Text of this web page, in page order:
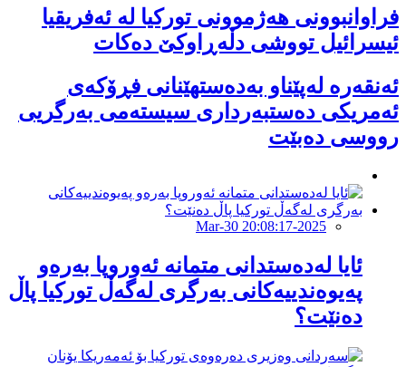
فراوانبوونی هەژموونی توركیا لە ئەفریقیا
ئیسرائیل تووشی دڵەڕاوكێ دەكات
ئەنقەرە لەپێناو بەدەستهێنانی فڕۆکەی
ئەمریکی دەستبەرداری سیستەمی بەرگریی
رووسی دەبێت
2025-Mar-30 20:08:17
ئایا لەدەستدانى متمانە ئەوروپا بەرەو
پەیوەندییەکانى بەرگرى لەگەڵ تورکیا پاڵ
دەنێت؟